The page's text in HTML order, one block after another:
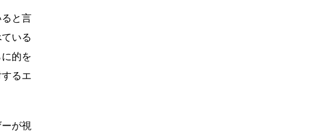
と言
いる
的を
るエ
が視